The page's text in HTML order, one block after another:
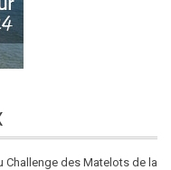
Challenge des Matelots de la